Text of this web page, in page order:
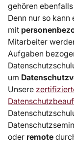
gehören
Denn nur so
mit
Mitarbeiter
Aufgaben
um
Unsere
oder remote